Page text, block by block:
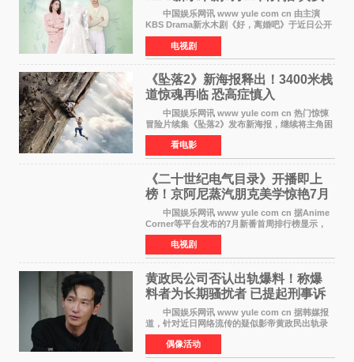
离婚体验记来袭
中国娱乐网讯 www yule com cn 由主演
KBS Drama新水木剧《好，离婚吧》于近日公开
主海报，正式进入开播倒计时。 海报中，男
女主角背对背站立，各自望向不同方向，中央的
空白与冷漠的表情
电视剧
《坠落2》新海报释出！3400米栈
道惊魂再临 恐高症慎入
中国娱乐网讯 www yule com cn 热门惊悚
冒险片续集《坠落2》发布新海报，继续将主角困
于绝境高处——这一次，是摇摇欲坠的徒步栈
道。该片将于今年9月2日北美上映，恐高症患者
请提前做好心理
看电影
《二十世纪电气目录》开播即上
榜！京阿尼蒸汽朋克美学惊艳7月
新番季
中国娱乐网讯 www yule com cn 据Anime
Corner等平台发布的7月新番首周排行榜显示，
由京都动画制作的《二十世纪电气目录》在多个
榜单中表现亮眼，位列AniLab全球TOP10第十
名。该剧改编自结
电视剧
黄政民公司否认出轨爆料！称爆
料者为长期骚扰者 已提起刑事诉
中国娱乐网讯 www yule com cn 据韩媒报
道，针对近日网络流传的疑似影帝黄政民出轨录
音及短信爆料，黄政民所属经纪公司于今日正式
发表声明，明确否认相关传闻。 公司表示，
爆料者是一名长
偶像活动